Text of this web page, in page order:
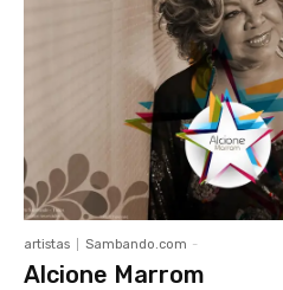
artistas Sambando.com -
Alcione Marrom